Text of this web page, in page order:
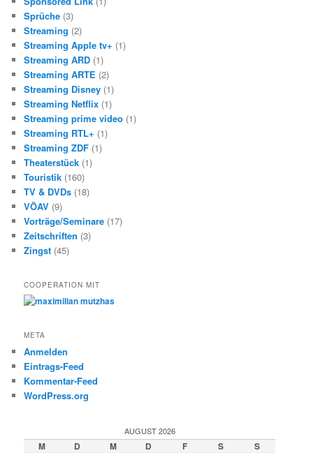
Sprüche (3)
Streaming (2)
Streaming Apple tv+ (1)
Streaming ARD (1)
Streaming ARTE (2)
Streaming Disney (1)
Streaming Netflix (1)
Streaming prime video (1)
Streaming RTL+ (1)
Streaming ZDF (1)
Theaterstück (1)
Touristik (160)
TV & DVDs (18)
VÖAV (9)
Vorträge/Seminare (17)
Zeitschriften (3)
Zingst (45)
COOPERATION MIT
META
Anmelden
Eintrags-Feed
Kommentar-Feed
WordPress.org
AUGUST 2026
M D M D F S S